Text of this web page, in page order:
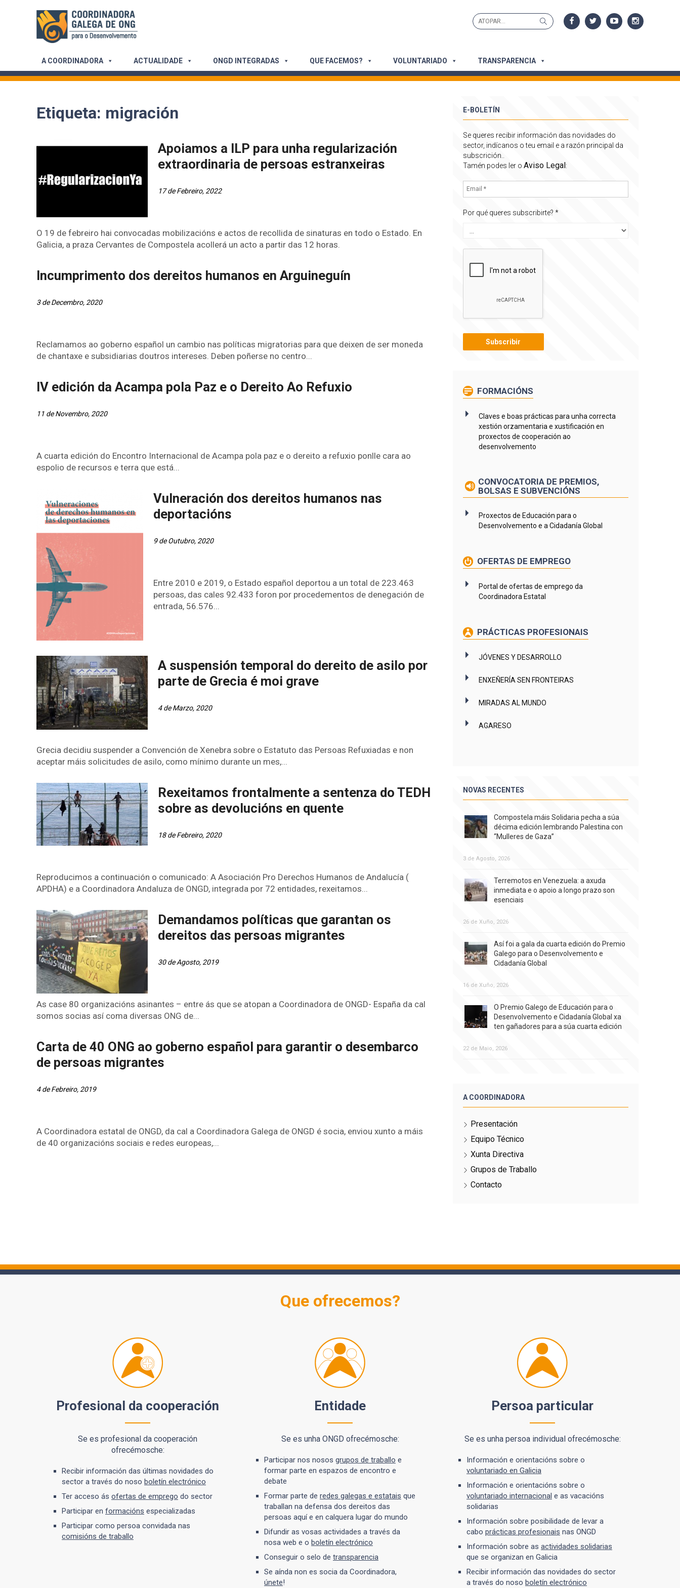
Search
for:
Search
A COORDINADORA ACTUALIDADE ONGD INTEGRADAS QUE FACEMOS? VOLUNTARIADO TRANSPARENCIA
Etiqueta: migración
Apoiamos a ILP para unha regularización
extraordinaria de persoas estranxeiras
17 de Febreiro, 2022
O 19 de febreiro hai convocadas mobilizacións e actos de recollida de sinaturas en todo o Estado. En
Galicia, a praza Cervantes de Compostela acollerá un acto a partir das 12 horas.
Incumprimento dos dereitos humanos en Arguineguín
3 de Decembro, 2020
Reclamamos ao goberno español un cambio nas políticas migratorias para que deixen de ser moneda
de chantaxe e subsidiarias doutros intereses. Deben poñerse no centro...
IV edición da Acampa pola Paz e o Dereito Ao Refuxio
11 de Novembro, 2020
A cuarta edición do Encontro Internacional de Acampa pola paz e o dereito a refuxio ponlle cara ao
espolio de recursos e terra que está...
Vulneración dos dereitos humanos nas
deportacións
9 de Outubro, 2020
Entre 2010 e 2019, o Estado español deportou a un total de 223.463
persoas, das cales 92.433 foron por procedementos de denegación de
entrada, 56.576...
A suspensión temporal do dereito de asilo por
parte de Grecia é moi grave
4 de Marzo, 2020
Grecia decidiu suspender a Convención de Xenebra sobre o Estatuto das Persoas Refuxiadas e non
aceptar máis solicitudes de asilo, como mínimo durante un mes,...
Rexeitamos frontalmente a sentenza do TEDH
sobre as devolucións en quente
18 de Febreiro, 2020
Reproducimos a continuación o comunicado: A Asociación Pro Derechos Humanos de Andalucía (
APDHA) e a Coordinadora Andaluza de ONGD, integrada por 72 entidades, rexeitamos...
Demandamos políticas que garantan os
dereitos das persoas migrantes
30 de Agosto, 2019
As case 80 organizacións asinantes – entre ás que se atopan a Coordinadora de ONGD- España da cal
somos socias así coma diversas ONG de...
Carta de 40 ONG ao goberno español para garantir o desembarco
de persoas migrantes
4 de Febreiro, 2019
A Coordinadora estatal de ONGD, da cal a Coordinadora Galega de ONGD é socia, enviou xunto a máis
de 40 organizacións sociais e redes europeas,...
E-BOLETÍN
Se queres recibir información das novidades do
sector, indícanos o teu email e a razón principal da
subscrición..
Tamén podes ler o Aviso Legal:
Por qué queres subscribirte? *
FORMACIÓNS
Claves e boas prácticas para unha correcta
xestión orzamentaria e xustificación en
proxectos de cooperación ao
desenvolvemento
CONVOCATORIA DE PREMIOS,
BOLSAS E SUBVENCIÓNS
Proxectos de Educación para o
Desenvolvemento e a Cidadanía Global
OFERTAS DE EMPREGO
Portal de ofertas de emprego da
Coordinadora Estatal
PRÁCTICAS PROFESIONAIS
JÓVENES Y DESARROLLO
ENXEÑERÍA SEN FRONTEIRAS
MIRADAS AL MUNDO
AGARESO
NOVAS RECENTES
Compostela máis Solidaria pecha a súa
décima edición lembrando Palestina con
“Mulleres de Gaza”
3 de Agosto, 2026
Terremotos en Venezuela: a axuda
inmediata e o apoio a longo prazo son
esenciais
26 de Xuño, 2026
Así foi a gala da cuarta edición do Premio
Galego para o Desenvolvemento e
Cidadanía Global
16 de Xuño, 2026
O Premio Galego de Educación para o
Desenvolvemento e Cidadanía Global xa
ten gañadores para a súa cuarta edición
22 de Maio, 2026
A COORDINADORA
Presentación
Equipo Técnico
Xunta Directiva
Grupos de Traballo
Contacto
Que ofrecemos?
Profesional da cooperación
Se es profesional da cooperación
ofrecémosche:
Recibir información das últimas novidades do
sector a través do noso boletín electrónico
Ter acceso ás ofertas de emprego do sector
Participar en formacións especializadas
Participar como persoa convidada nas
comisións de traballo
Entidade
Se es unha ONGD ofrecémosche:
Participar nos nosos grupos de traballo e
formar parte en espazos de encontro e
debate
Formar parte de redes galegas e estatais que
traballan na defensa dos dereitos das
persoas aquí e en calquera lugar do mundo
Difundir as vosas actividades a través da
nosa web e o boletín electrónico
Conseguir o selo de transparencia
Se aínda non es socia da Coordinadora,
únete!
Persoa particular
Se es unha persoa individual ofrecémosche:
Información e orientacións sobre o
voluntariado en Galicia
Información e orientacións sobre o
voluntariado internacional e as vacacións
solidarias
Información sobre posibilidade de levar a
cabo prácticas profesionais nas ONGD
Información sobre as actividades solidarias
que se organizan en Galicia
Recibir información das novidades do sector
a través do noso boletín electrónico